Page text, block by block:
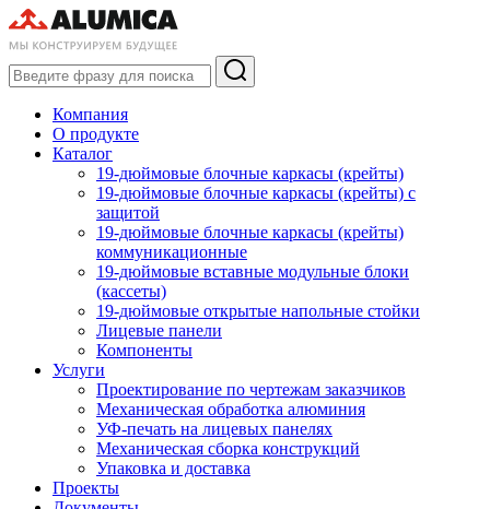
Компания
О продукте
Каталог
19-дюймовые блочные каркасы (крейты)
19-дюймовые блочные каркасы (крейты) с
защитой
19-дюймовые блочные каркасы (крейты)
коммуникационные
19-дюймовые вставные модульные блоки
(кассеты)
19-дюймовые открытые напольные стойки
Лицевые панели
Компоненты
Услуги
Проектирование по чертежам заказчиков
Механическая обработка алюминия
УФ-печать на лицевых панелях
Механическая сборка конструкций
Упаковка и доставка
Проекты